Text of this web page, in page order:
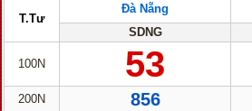
T.Tư
100N
200N
Đà Nẵng
SDNG
53
856